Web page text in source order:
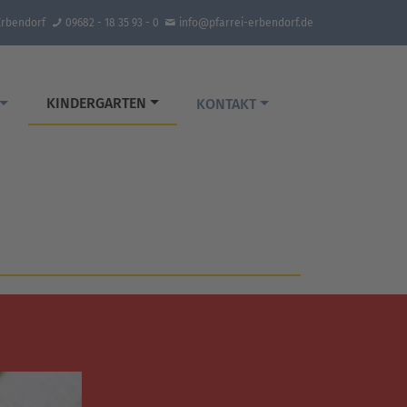
09682 - 18 35 93 - 0 info@pfarrei-erbendorf.de
KINDERGARTEN KONTAKT